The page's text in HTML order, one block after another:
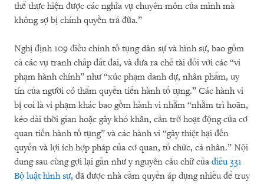
thể thực hiện được các nghĩa vụ chuyên môn của mình mà
không sợ bị chính quyền trả đũa.”
Nghị định 109 điều chỉnh tố tụng dân sự và hình sự, bao gồm
cả các vụ tranh chấp đất đai, và đưa ra chế tài đối với các “vi
phạm hành chính” như “xúc phạm danh dự, nhân phẩm, uy
tín của người có thẩm quyền tiến hành tố tụng.” Các hành vi
bị coi là vi phạm khác bao gồm hành vi nhằm “nhằm trì hoãn,
kéo dài thời gian hoặc gây khó khăn, cản trở hoạt động của cơ
quan tiến hành tố tụng” và các hành vi “gây thiệt hại đến
quyền và lợi ích hợp pháp của cơ quan, tổ chức, cá nhân.” Nội
dung sau cùng gợi lại gần như y nguyên câu chữ của điều 331
Bộ luật hình sự, đã được nhà cầm quyền áp dụng nhiều để truy